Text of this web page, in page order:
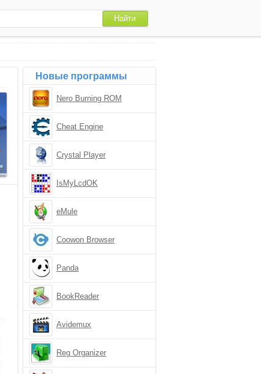
Новые программы
Nero Burning ROM
Cheat Engine
Crystal Player
IsMyLcdOK
eMule
Coowon Browser
Panda
BookReader
Avidemux
Reg Organizer